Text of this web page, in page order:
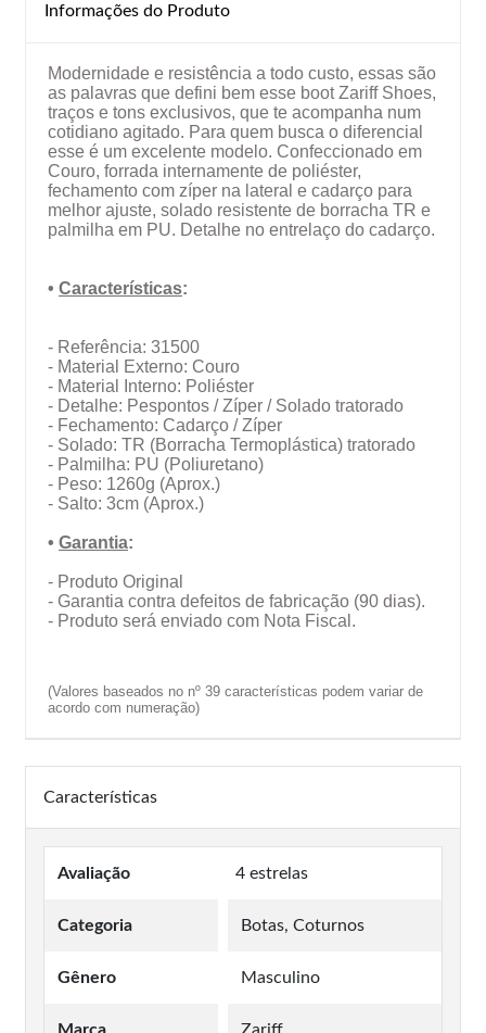
Informações do Produto
Modernidade e resistência a todo custo, essas são
as palavras que defini bem esse boot Zariff Shoes,
traços e tons exclusivos, que te acompanha num
cotidiano agitado. Para quem busca o diferencial
esse é um excelente modelo. Confeccionado em
Couro, forrada internamente de poliéster,
fechamento com zíper na lateral e cadarço para
melhor ajuste, solado resistente de borracha TR e
palmilha em PU. Detalhe no entrelaço do cadarço.
• Características:
- Referência: 31500
- Material Externo: Couro
- Material Interno: Poliéster
- Detalhe: Pespontos / Zíper / Solado tratorado
- Fechamento: Cadarço / Zíper
- Solado: TR (Borracha Termoplástica) tratorado
- Palmilha: PU (Poliuretano)
- Peso: 1260g (Aprox.)
- Salto: 3cm (Aprox.)
• Garantia:
- Produto Original
- Garantia contra defeitos de fabricação (90 dias).
- Produto será enviado com Nota Fiscal.
(Valores baseados no nº 39 características podem variar de
acordo com numeração)
Características
Avaliação 4 estrelas
Categoria Botas, Coturnos
Gênero Masculino